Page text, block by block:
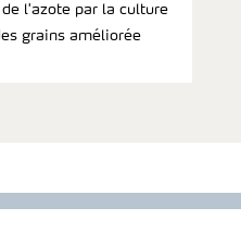
l'azote par la culture
grains améliorée